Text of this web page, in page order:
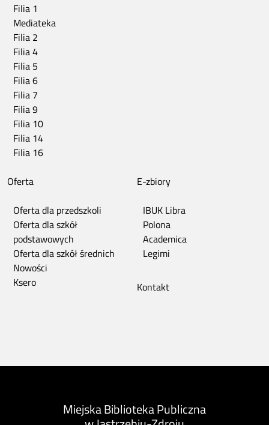
Filia 1
Mediateka
Filia 2
Filia 4
Filia 5
Filia 6
Filia 7
Filia 9
Filia 10
Filia 14
Filia 16
Oferta
Oferta dla przedszkoli
Oferta dla szkół
podstawowych
Oferta dla szkół średnich
Nowości
Ksero
E-zbiory
IBUK Libra
Polona
Academica
Legimi
Kontakt
Miejska Biblioteka Publiczna